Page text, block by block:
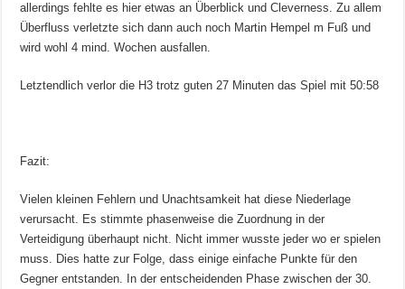
allerdings fehlte es hier etwas an Überblick und Cleverness. Zu allem
Überfluss verletzte sich dann auch noch Martin Hempel m Fuß und
wird wohl 4 mind. Wochen ausfallen.
Letztendlich verlor die H3 trotz guten 27 Minuten das Spiel mit 50:58
Fazit:
Vielen kleinen Fehlern und Unachtsamkeit hat diese Niederlage
verursacht. Es stimmte phasenweise die Zuordnung in der
Verteidigung überhaupt nicht. Nicht immer wusste jeder wo er spielen
muss. Dies hatte zur Folge, dass einige einfache Punkte für den
Gegner entstanden. In der entscheidenden Phase zwischen der 30.